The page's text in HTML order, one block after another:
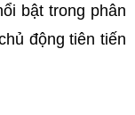
bật trong phân
động tiên tiến